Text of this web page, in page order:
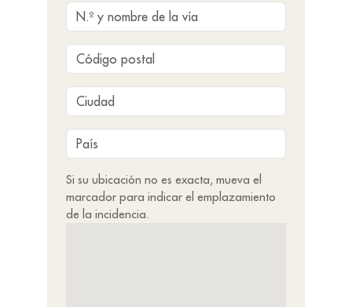
Si su ubicación no es exacta, mueva el
marcador para indicar el emplazamiento
de la incidencia.